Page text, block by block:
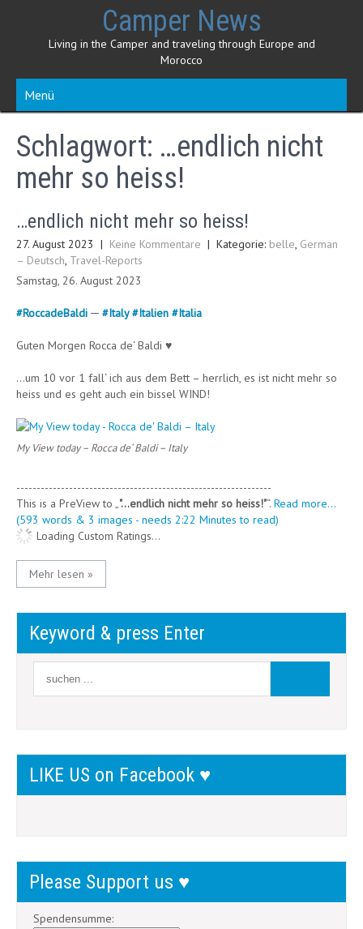
Camper News
Living in the Camper and traveling through Europe and
Morocco
Menü
Schlagwort: …endlich nicht
mehr so heiss!
…endlich nicht mehr so heiss!
27. August 2023 | Keine Kommentare | Kategorie: belle, German
– Deutsch, Travel-Reports
Samstag, 26. August 2023
#RoccadeBaldi ─ #Italy#Italien #Italia
Guten Morgen Rocca de‘ Baldi ♥
…um 10 vor 1 fall‘ ich aus dem Bett – herrlich, es ist nicht mehr so
heiss und es geht auch ein bissel WIND!
My View today – Rocca de‘ Baldi – Italy
---------------------------------------------------------------
This is a PreView to "…endlich nicht mehr so heiss!". Read more...
(593 words & 3 images - needs 2:22 Minutes to read)
Loading Custom Ratings...
Mehr lesen »
Keyword & press Enter
LIKE US on Facebook ♥
Please Support us ♥
Spendensumme: